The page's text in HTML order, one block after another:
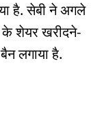
है. सेबी ने अगले
शेयर खरीदने-
लगाया है.